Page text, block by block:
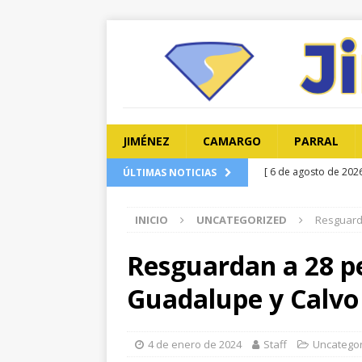
JIMÉNEZ CAMARGO PARRAL
ÚLTIMAS NOTICIAS [ 6 de agosto de
[ 6 de agosto de
CHIHUAHUA
[ 6 de agosto de
barrenador con
INICIO UNCATEGORIZED
Resguardan a 28
Guadalupe y Calvo
4 de enero de 2024 Staff